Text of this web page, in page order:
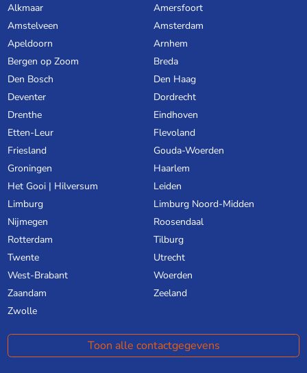
Alkmaar
Amersfoort
Amstelveen
Amsterdam
Apeldoorn
Arnhem
Bergen op Zoom
Breda
Den Bosch
Den Haag
Deventer
Dordrecht
Drenthe
Eindhoven
Etten-Leur
Flevoland
Friesland
Gouda-Woerden
Groningen
Haarlem
Het Gooi | Hilversum
Leiden
Limburg
Limburg Noord-Midden
Nijmegen
Roosendaal
Rotterdam
Tilburg
Twente
Utrecht
West-Brabant
Woerden
Zaandam
Zeeland
Zwolle
Toon alle contactgegevens